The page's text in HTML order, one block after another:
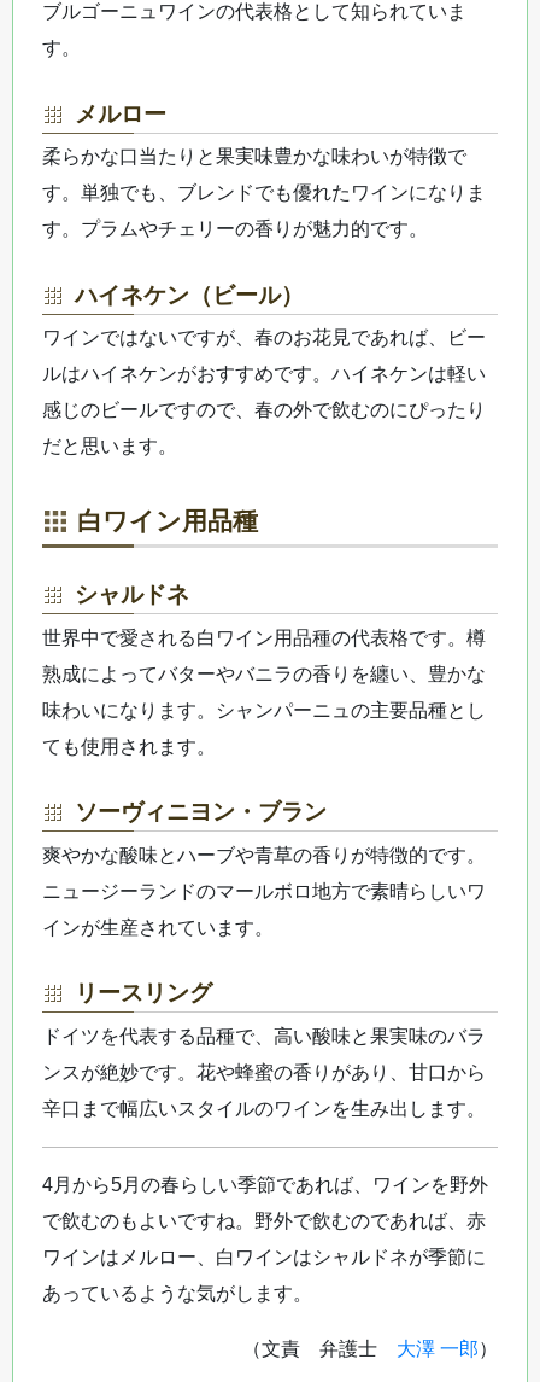
ブルゴーニュワインの代表格として知られていま
す。
メルロー
柔らかな口当たりと果実味豊かな味わいが特徴で
す。単独でも、ブレンドでも優れたワインになりま
す。プラムやチェリーの香りが魅力的です。
ハイネケン（ビール）
ワインではないですが、春のお花見であれば、ビー
ルはハイネケンがおすすめです。ハイネケンは軽い
感じのビールですので、春の外で飲むのにぴったり
だと思います。
白ワイン用品種
シャルドネ
世界中で愛される白ワイン用品種の代表格です。樽
熟成によってバターやバニラの香りを纏い、豊かな
味わいになります。シャンパーニュの主要品種とし
ても使用されます。
ソーヴィニヨン・ブラン
爽やかな酸味とハーブや青草の香りが特徴的です。
ニュージーランドのマールボロ地方で素晴らしいワ
インが生産されています。
リースリング
ドイツを代表する品種で、高い酸味と果実味のバラ
ンスが絶妙です。花や蜂蜜の香りがあり、甘口から
辛口まで幅広いスタイルのワインを生み出します。
4月から5月の春らしい季節であれば、ワインを野外
で飲むのもよいですね。野外で飲むのであれば、赤
ワインはメルロー、白ワインはシャルドネが季節に
あっているような気がします。
（文責 弁護士 大澤 一郎）